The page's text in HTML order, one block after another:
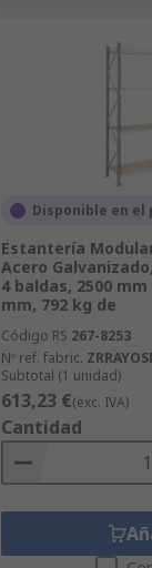
Disponible en el
Estantería
Acero
4 baldas, 2500
mm, 792 kg de
Código RS 267-8253
Nº ref. fabric.
Subtotal (1 unidad)
613,23 €(exc. IVA)
Cantidad